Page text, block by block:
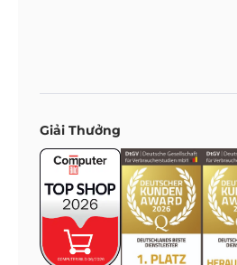
Giải Thưởng